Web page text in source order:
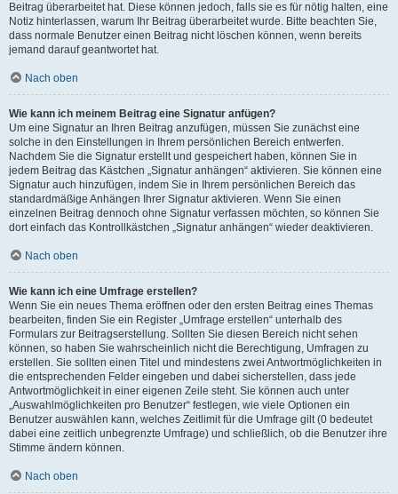
Beitrag überarbeitet hat. Diese können jedoch, falls sie es für nötig halten, eine
Notiz hinterlassen, warum Ihr Beitrag überarbeitet wurde. Bitte beachten Sie,
dass normale Benutzer einen Beitrag nicht löschen können, wenn bereits
jemand darauf geantwortet hat.
Nach oben
Wie kann ich meinem Beitrag eine Signatur anfügen?
Um eine Signatur an Ihren Beitrag anzufügen, müssen Sie zunächst eine
solche in den Einstellungen in Ihrem persönlichen Bereich entwerfen.
Nachdem Sie die Signatur erstellt und gespeichert haben, können Sie in
jedem Beitrag das Kästchen „Signatur anhängen“ aktivieren. Sie können eine
Signatur auch hinzufügen, indem Sie in Ihrem persönlichen Bereich das
standardmäßige Anhängen Ihrer Signatur aktivieren. Wenn Sie einen
einzelnen Beitrag dennoch ohne Signatur verfassen möchten, so können Sie
dort einfach das Kontrollkästchen „Signatur anhängen“ wieder deaktivieren.
Nach oben
Wie kann ich eine Umfrage erstellen?
Wenn Sie ein neues Thema eröffnen oder den ersten Beitrag eines Themas
bearbeiten, finden Sie ein Register „Umfrage erstellen“ unterhalb des
Formulars zur Beitragserstellung. Sollten Sie diesen Bereich nicht sehen
können, so haben Sie wahrscheinlich nicht die Berechtigung, Umfragen zu
erstellen. Sie sollten einen Titel und mindestens zwei Antwortmöglichkeiten in
die entsprechenden Felder eingeben und dabei sicherstellen, dass jede
Antwortmöglichkeit in einer eigenen Zeile steht. Sie können auch unter
„Auswahlmöglichkeiten pro Benutzer“ festlegen, wie viele Optionen ein
Benutzer auswählen kann, welches Zeitlimit für die Umfrage gilt (0 bedeutet
dabei eine zeitlich unbegrenzte Umfrage) und schließlich, ob die Benutzer ihre
Stimme ändern können.
Nach oben